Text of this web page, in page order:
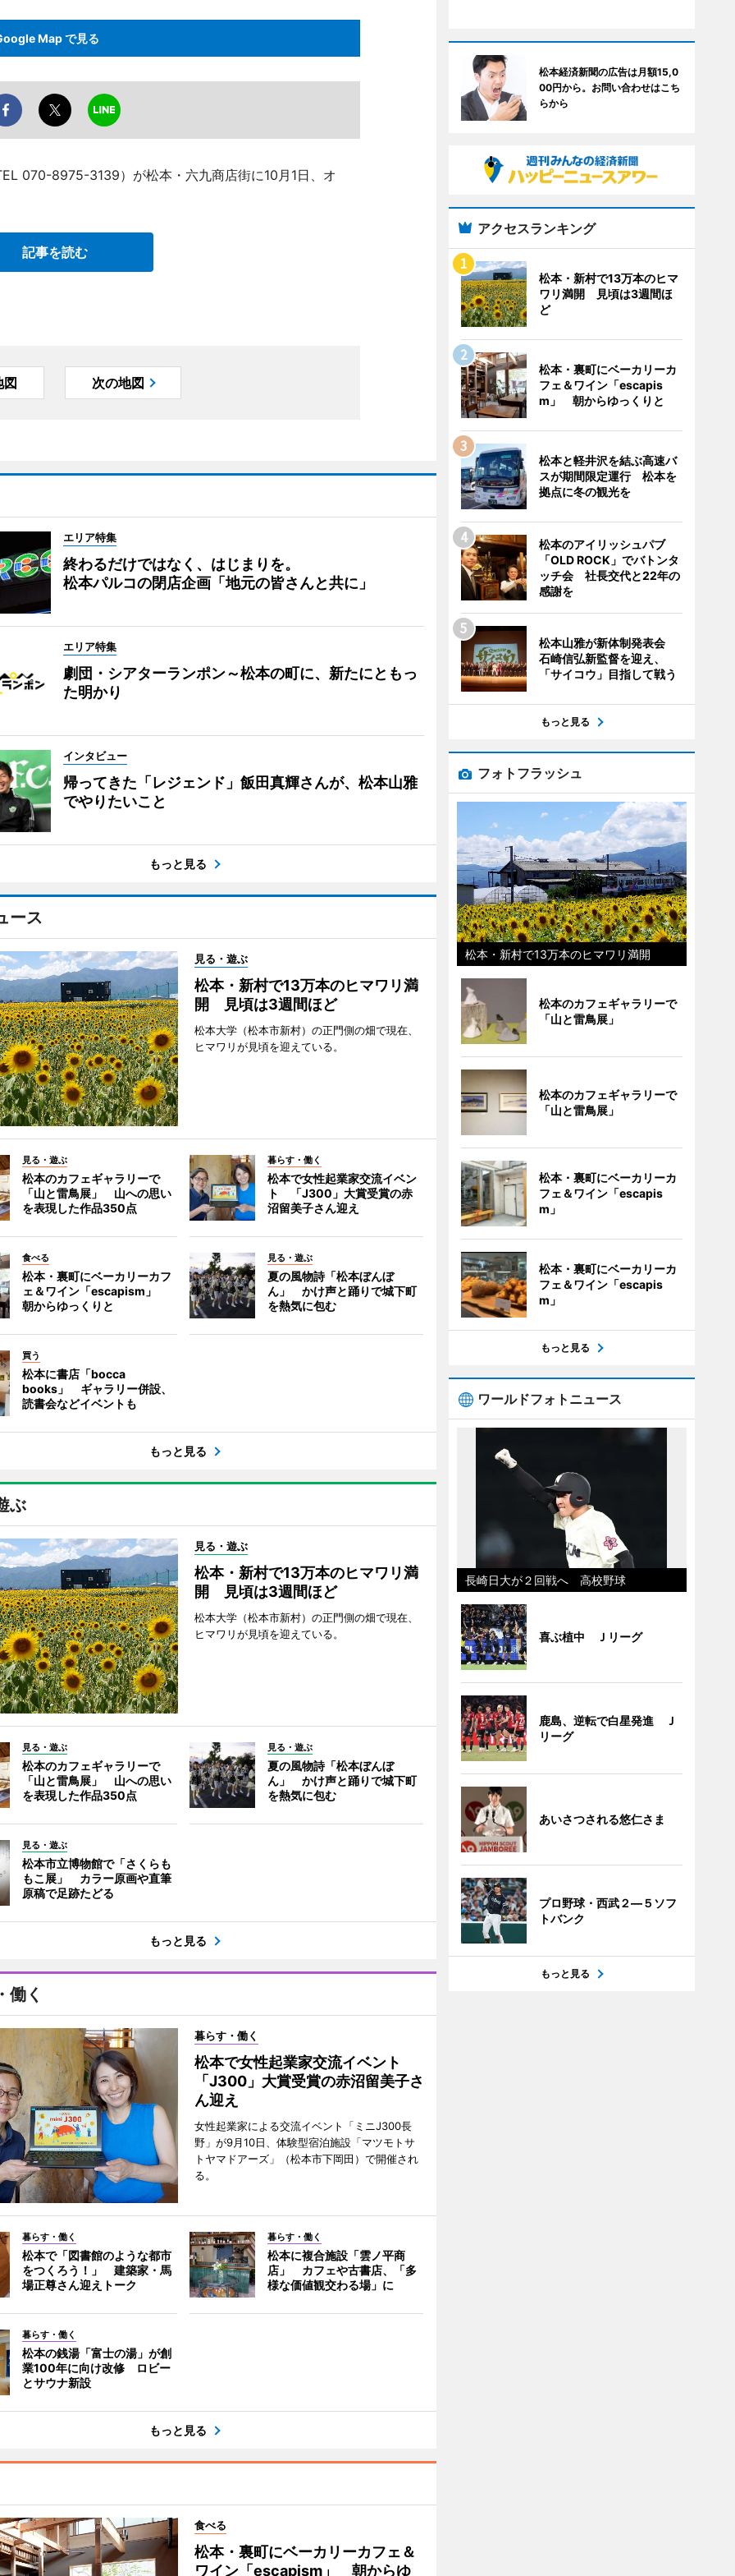
Map で見る
070-8975-3139）が松本・六九商店街に10月1日、オ
記事を読む
図 次の地図
エリア特集
終わるだけではなく、はじまりを。
松本パルコの閉店企画「地元の皆さんと共に」
エリア特集
劇団・シアターランポン～松本の町に、新たにともっ
た明かり
インタビュー
帰ってきた「レジェンド」飯田真輝さんが、松本山雅
でやりたいこと
もっと見る
ース
見る・遊ぶ
松本・新村で13万本のヒマワリ満
開 見頃は3週間ほど
松本大学（松本市新村）の正門側の畑で現在、
ヒマワリが見頃を迎えている。
見る・遊ぶ
松本のカフェギャラリーで
「山と雷鳥展」 山への思い
を表現した作品350点
暮らす・働く
松本で女性起業家交流イベン
ト 「J300」大賞受賞の赤
沼留美子さん迎え
食べる
松本・裏町にベーカリーカフ
ェ＆ワイン「escapism」
朝からゆっくりと
見る・遊ぶ
夏の風物詩「松本ぼんぼ
ん」 かけ声と踊りで城下町
を熱気に包む
買う
松本に書店「bocca
books」 ギャラリー併設、
読書会などイベントも
もっと見る
ぶ
見る・遊ぶ
松本・新村で13万本のヒマワリ満
開 見頃は3週間ほど
松本大学（松本市新村）の正門側の畑で現在、
ヒマワリが見頃を迎えている。
見る・遊ぶ
松本のカフェギャラリーで
「山と雷鳥展」 山への思い
を表現した作品350点
見る・遊ぶ
夏の風物詩「松本ぼんぼ
ん」 かけ声と踊りで城下町
を熱気に包む
見る・遊ぶ
松本市立博物館で「さくらも
もこ展」 カラー原画や直筆
原稿で足跡たどる
もっと見る
働く
暮らす・働く
松本で女性起業家交流イベント
「J300」大賞受賞の赤沼留美子さ
ん迎え
女性起業家による交流イベント「ミニJ300長
野」が9月10日、体験型宿泊施設「マツモトサ
トヤマドアーズ」（松本市下岡田）で開催され
る。
暮らす・働く
松本で「図書館のような都市
をつくろう！」 建築家・馬
場正尊さん迎えトーク
暮らす・働く
松本に複合施設「雲ノ平商
店」 カフェや古書店、「多
様な価値観交わる場」に
暮らす・働く
松本の銭湯「富士の湯」が創
業100年に向け改修 ロビー
とサウナ新設
もっと見る
食べる
松本・裏町にベーカリーカフェ＆
ワイン「escapism」 朝からゆ
松本経済新聞の広告は月額15,0
00円から。お問い合わせはこち
らから
アクセスランキング
松本・新村で13万本のヒマ
ワリ満開 見頃は3週間ほ
ど
松本・裏町にベーカリーカ
フェ＆ワイン「escapis
m」 朝からゆっくりと
松本と軽井沢を結ぶ高速バ
スが期間限定運行 松本を
拠点に冬の観光を
松本のアイリッシュパブ
「OLD ROCK」でバトンタ
ッチ会 社長交代と22年の
感謝を
松本山雅が新体制発表会
石崎信弘新監督を迎え、
「サイコウ」目指して戦う
もっと見る
フォトフラッシュ
松本・新村で13万本のヒマワリ満開
松本のカフェギャラリーで
「山と雷鳥展」
松本のカフェギャラリーで
「山と雷鳥展」
松本・裏町にベーカリーカ
フェ＆ワイン「escapis
m」
松本・裏町にベーカリーカ
フェ＆ワイン「escapis
m」
もっと見る
ワールドフォトニュース
長崎日大が２回戦へ 高校野球
喜ぶ植中 Ｊリーグ
鹿島、逆転で白星発進 Ｊ
リーグ
あいさつされる悠仁さま
プロ野球・西武２―５ソフ
トバンク
もっと見る